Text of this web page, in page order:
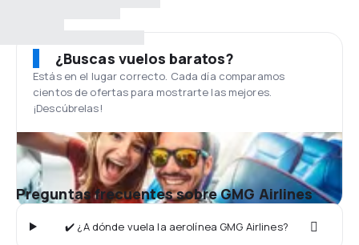
¿Buscas vuelos baratos?
Estás en el lugar correcto. Cada día comparamos
cientos de ofertas para mostrarte las mejores.
¡Descúbrelas!
Preguntas frecuentes sobre GMG Airlines
✔️ ¿A dónde vuela la aerolínea GMG Airlines?